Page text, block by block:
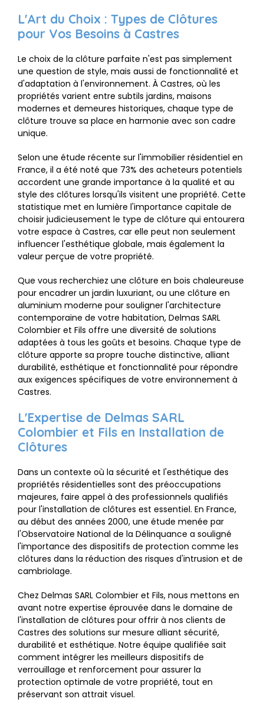
L'Art du Choix : Types de Clôtures
pour Vos Besoins à Castres
Le choix de la clôture parfaite n'est pas simplement
une question de style, mais aussi de fonctionnalité et
d'adaptation à l'environnement. À Castres, où les
propriétés varient entre subtils jardins, maisons
modernes et demeures historiques, chaque type de
clôture trouve sa place en harmonie avec son cadre
unique.
Selon une étude récente sur l'immobilier résidentiel en
France, il a été noté que 73% des acheteurs potentiels
accordent une grande importance à la qualité et au
style des clôtures lorsqu'ils visitent une propriété. Cette
statistique met en lumière l'importance capitale de
choisir judicieusement le type de clôture qui entourera
votre espace à Castres, car elle peut non seulement
influencer l'esthétique globale, mais également la
valeur perçue de votre propriété.
Que vous recherchiez une clôture en bois chaleureuse
pour encadrer un jardin luxuriant, ou une clôture en
aluminium moderne pour souligner l'architecture
contemporaine de votre habitation, Delmas SARL
Colombier et Fils offre une diversité de solutions
adaptées à tous les goûts et besoins. Chaque type de
clôture apporte sa propre touche distinctive, alliant
durabilité, esthétique et fonctionnalité pour répondre
aux exigences spécifiques de votre environnement à
Castres.
L'Expertise de Delmas SARL
Colombier et Fils en Installation de
Clôtures
Dans un contexte où la sécurité et l'esthétique des
propriétés résidentielles sont des préoccupations
majeures, faire appel à des professionnels qualifiés
pour l'installation de clôtures est essentiel. En France,
au début des années 2000, une étude menée par
l'Observatoire National de la Délinquance a souligné
l'importance des dispositifs de protection comme les
clôtures dans la réduction des risques d'intrusion et de
cambriolage.
Chez Delmas SARL Colombier et Fils, nous mettons en
avant notre expertise éprouvée dans le domaine de
l'installation de clôtures pour offrir à nos clients de
Castres des solutions sur mesure alliant sécurité,
durabilité et esthétique. Notre équipe qualifiée sait
comment intégrer les meilleurs dispositifs de
verrouillage et renforcement pour assurer la
protection optimale de votre propriété, tout en
préservant son attrait visuel.